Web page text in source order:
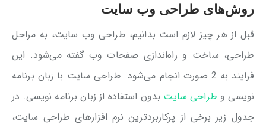
روش‌های طراحی وب سایت
قبل از هر چیز لازم است بدانیم، طراحی وب‌ سایت، به مراحل
طراحی، ساخت و راه‌اندازی صفحات وب گفته می‌شود. این
فرایند به 2 صورت انجام می‌شود. طراحی سایت با زبان برنامه
نویسی و طراحی سایت بدون استفاده از زبان برنامه نویسی. در
جدول زیر برخی از پرکاربردترین نرم افزارهای طراحی سایت،